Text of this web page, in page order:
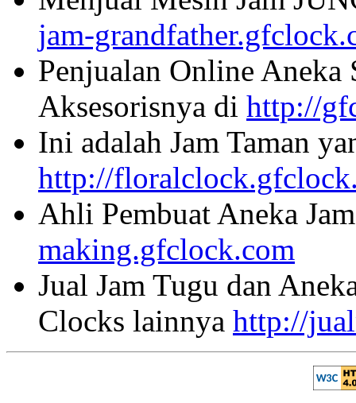
jam-
Penjualan Online Aneka
Aksesorisnya di http://
Ini adalah Jam Taman
http://
Ahli Pembuat Aneka
making.gfclock.com
Jual Jam Tugu dan
Clocks lainnya http://